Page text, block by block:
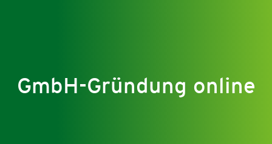
GmbH-Gründung online